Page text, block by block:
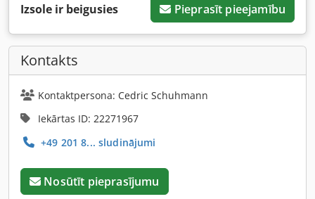
Izsole ir beigusies Pieprasīt pieejamību
Kontakts
Kontaktpersona: Cedric Schuhmann
Iekārtas ID: 22271967
+49 201 8... sludinājumi
Nosūtīt pieprasījumu